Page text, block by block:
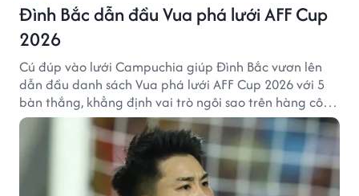
Đình Bắc dẫn đầu Vua phá lưới AFF Cup
2026
Cú đúp vào lưới Campuchia giúp Đình Bắc vươn lên
dẫn đầu danh sách Vua phá lưới AFF Cup 2026 với 5
bàn thắng, khẳng định vai trò ngôi sao trên hàng công
tuyển Việt Nam.